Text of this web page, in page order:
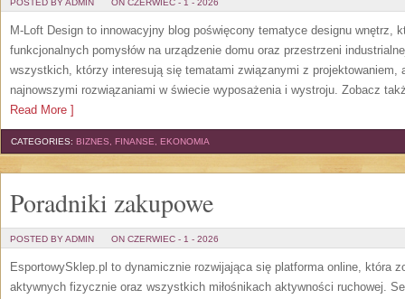
POSTED BY ADMIN ON CZERWIEC - 1 - 2026
M-Loft Design to innowacyjny blog poświęcony tematyce designu wnętrz,
funkcjonalnych pomysłów na urządzenie domu oraz przestrzeni
wszystkich, którzy interesują się tematami związanymi z projektowaniem,
najnowszymi rozwiązaniami w świecie wyposażenia i wystroju. Zobacz
Read More ]
CATEGORIES: BIZNES, FINANSE, EKONOMIA
Poradniki zakupowe
POSTED BY ADMIN ON CZERWIEC - 1 - 2026
EsportowySklep.pl to dynamicznie rozwijająca się platforma online, która
aktywnych fizycznie oraz wszystkich miłośnikach aktywności ruchowej.